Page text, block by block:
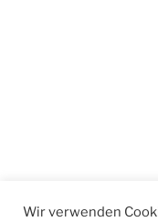
Wir verwenden